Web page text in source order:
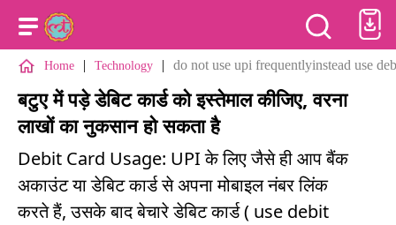
Home | Technology | do not use upi frequentlyinstead use
बटुए में पड़े डेबिट कार्ड को इस्तेमाल कीजिए, वरना
लाखों का नुकसान हो सकता है
Debit Card Usage: UPI के लिए जैसे ही आप बैंक
अकाउंट या डेबिट कार्ड से अपना मोबाइल नंबर लिंक
करते हैं, उसके बाद बेचारे डेबिट कार्ड ( use debit